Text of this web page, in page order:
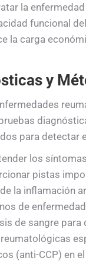
la
funcional
la carga
y
para detectar
los
pistas
la inflamación
de
de sangre
(anti-CCP) en